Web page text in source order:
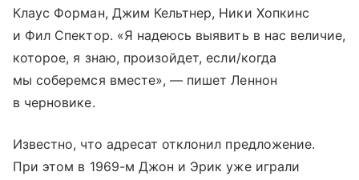
Клаус Форман, Джим Кельтнер, Ники Хопкинс
и Фил Спектор. «Я надеюсь выявить в нас величие,
которое, я знаю, произойдет, если/когда
мы соберемся вместе», — пишет Леннон
в черновике.
Известно, что адресат отклонил предложение.
При этом в 1969-м Джон и Эрик уже играли